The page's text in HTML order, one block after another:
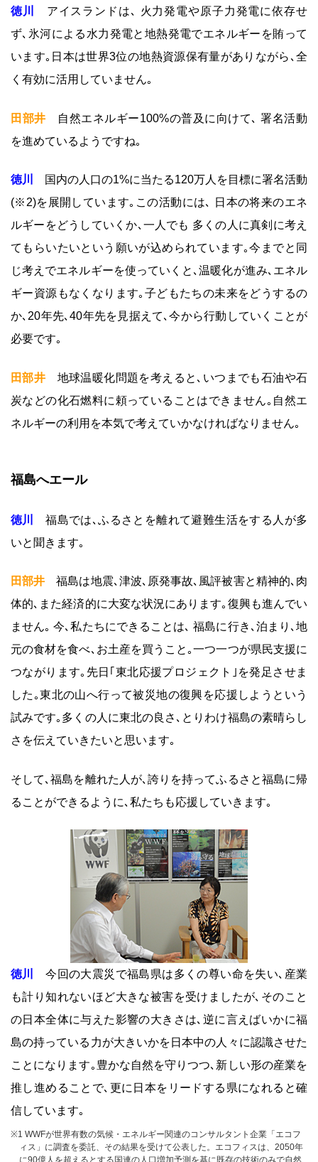
徳川
アイスランドは､ 火力発電や原子力発電に依存せ
ず､氷河による水力発電と地熱発電でエネルギーを賄って
います｡日本は世界3位の地熱資源保有量がありながら､全
く有効に活用していません｡
田部井 自然エネルギー100%の普及に向けて､ 署名活動
を進めているようですね｡
徳川
国内の人口の1%に当たる120万人を目標に署名活動
(※2)を展開しています｡この活動には､ 日本の将来のエネ
ルギーをどうしていくか､一人でも 多くの人に真剣に考え
てもらいたいという願いが込められています｡今までと同
じ考えでエネルギーを使っていくと､温暖化が進み､エネル
ギー資源もなくなります｡子どもたちの未来をどうするの
か､20年先､40年先を見据えて､今から行動していくことが
必要です｡
田部井 地球温暖化問題を考えると､いつまでも石油や石
炭などの化石燃料に頼っていることはできません｡自然エ
ネルギーの利用を本気で考えていかなければなりません｡
福島へエール
徳川
福島では､ふるさとを離れて避難生活をする人が多
いと聞きます｡
田部井 福島は地震､津波､原発事故､風評被害と精神的､肉
体的､また経済的に大変な状況にあります｡復興も進んでい
ません｡ 今､私たちにできることは､ 福島に行き､泊まり､地
元の食材を食べ､お土産を買うこと｡一つ一つが県民支援に
つながります｡先日｢東北応援プロジェクト｣を発足させま
した｡東北の山へ行って被災地の復興を応援しようという
試みです｡多くの人に東北の良さ､とりわけ福島の素晴らし
さを伝えていきたいと思います｡
そして､福島を離れた人が､誇りを持ってふるさと福島に帰
ることができるように､私たちも応援していきます｡
徳川
今回の大震災で福島県は多くの尊い命を失い､産業
も計り知れないほど大きな被害を受けましたが､そのこと
の日本全体に与えた影響の大きさは､逆に言えばいかに福
島の持っている力が大きいかを日本中の人々に認識させた
ことになります｡豊かな自然を守りつつ､新しい形の産業を
推し進めることで､更に日本をリードする県になれると確
信しています｡
※1 WWFが世界有数の気候・エネルギー関連のコンサルタント企業「エコフ
ィス」に調査を委託、その結果を受けて公表した。エコフィスは、2050年
に90億人を超えるとする国連の人口増加予測を基に既存の技術のみで自然